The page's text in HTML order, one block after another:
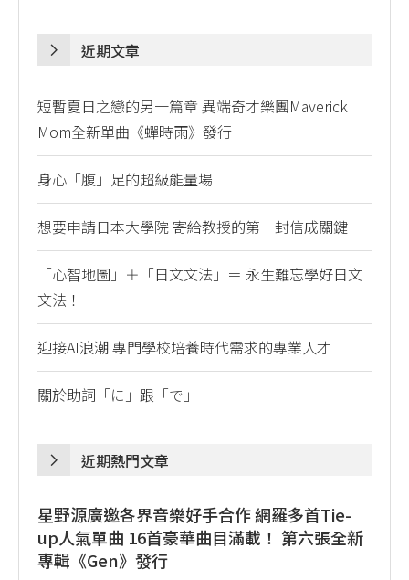
近期文章
短暫夏日之戀的另一篇章 異端奇才樂團Maverick
Mom全新單曲《蟬時雨》發行
身心「腹」足的超級能量場
想要申請日本大學院 寄給教授的第一封信成關鍵
「心智地圖」＋「日文文法」＝ 永生難忘學好日文
文法！
迎接AI浪潮 專門學校培養時代需求的專業人才
關於助詞「に」跟「で」
近期熱門文章
星野源廣邀各界音樂好手合作 網羅多首Tie-
up人氣單曲 16首豪華曲目滿載！ 第六張全新
專輯《Gen》發行